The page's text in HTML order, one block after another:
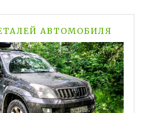
АВТОМОБИЛЯ